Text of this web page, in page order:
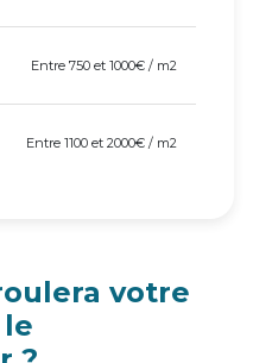
Entre 750 et 1000€ / m2
Entre 1100 et 2000€ / m2
votre